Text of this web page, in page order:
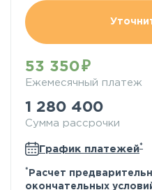
53 350
Ежемесячный платеж
1 280 400
Сумма рассрочки
График платежей*
* Расчет
окончательных